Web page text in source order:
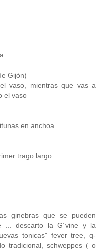
Gijón)
vaso, mientras que vas a
el vaso
en anchoa
trago largo
ginebras que se pueden
... descarto la G´vine y la
tonicas" fever tree, q-
tradicional, schweppes ( o